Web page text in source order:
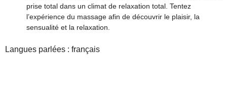
prise total dans un climat de relaxation total. Tentez
l’expérience du massage afin de découvrir le plaisir, la
sensualité et la relaxation.
Langues parlées : français